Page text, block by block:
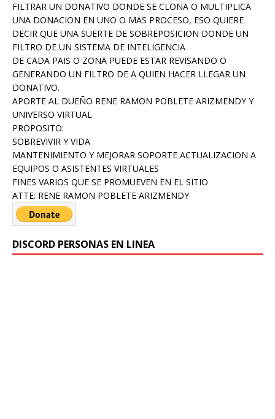
FILTRAR UN DONATIVO DONDE SE CLONA O MULTIPLICA
UNA DONACION EN UNO O MAS PROCESO, ESO QUIERE
DECIR QUE UNA SUERTE DE SOBREPOSICION DONDE UN
FILTRO DE UN SISTEMA DE INTELIGENCIA
DE CADA PAIS O ZONA PUEDE ESTAR REVISANDO O
GENERANDO UN FILTRO DE A QUIEN HACER LLEGAR UN
DONATIVO.
APORTE AL DUEÑO RENE RAMON POBLETE ARIZMENDY Y
UNIVERSO VIRTUAL
PROPOSITO:
SOBREVIVIR Y VIDA
MANTENIMIENTO Y MEJORAR SOPORTE ACTUALIZACION A
EQUIPOS O ASISTENTES VIRTUALES
FINES VARIOS QUE SE PROMUEVEN EN EL SITIO
ATTE: RENE RAMON POBLETE ARIZMENDY
DISCORD PERSONAS EN LINEA